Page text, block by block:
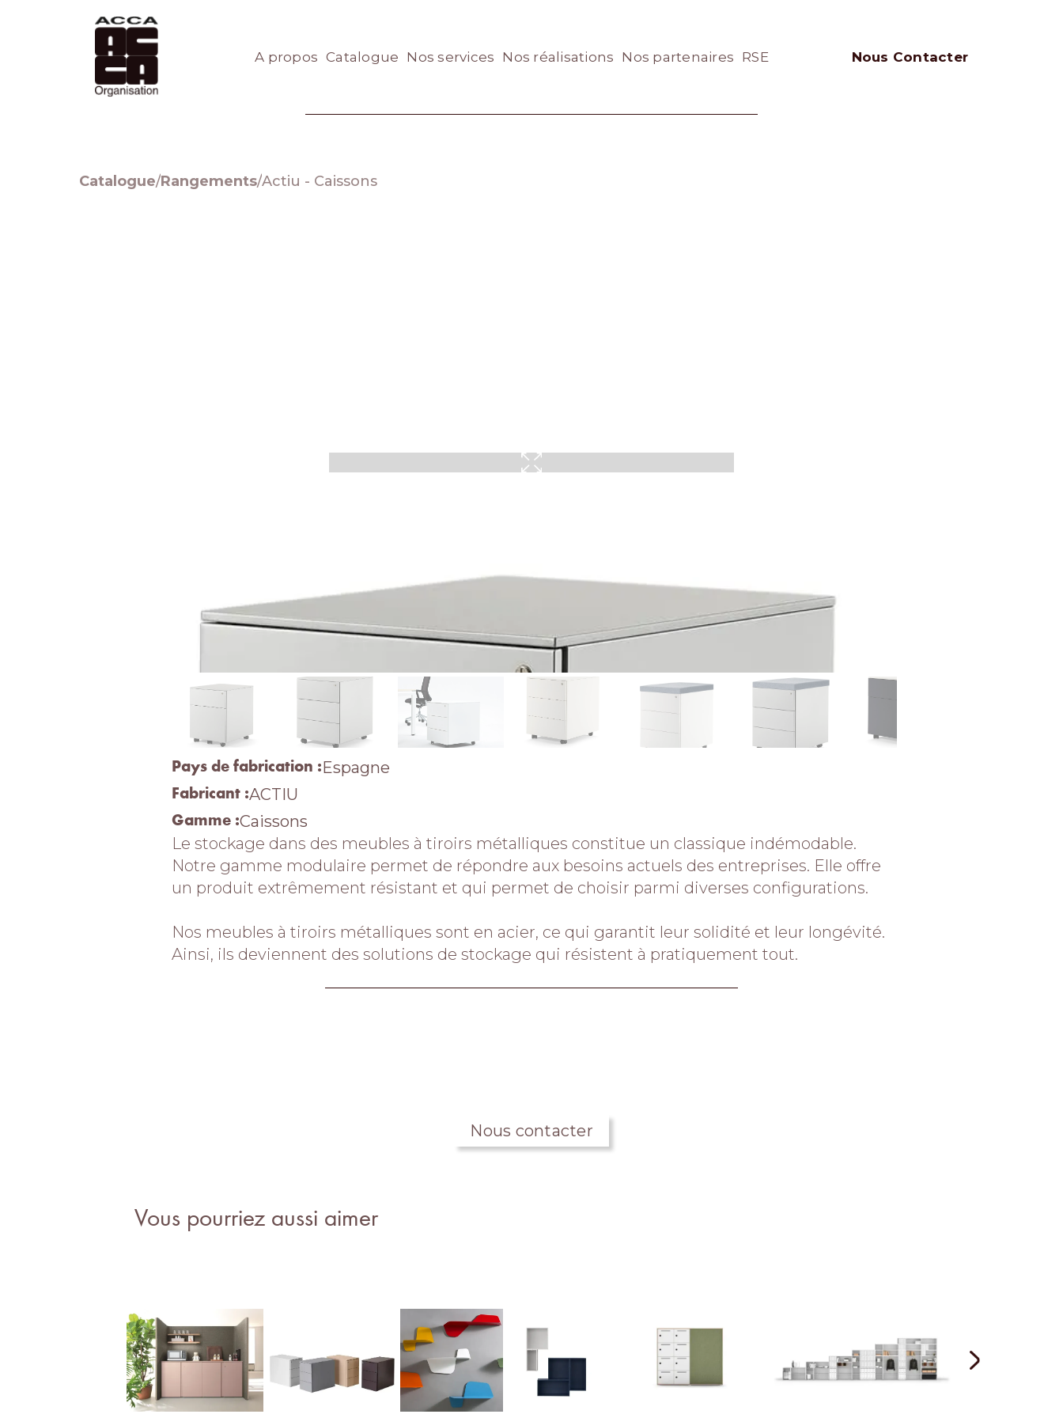
A propos Catalogue Nos services Nos réalisations Nos partenaires RSE Nous Contacter
Catalogue/Rangements/Actiu - Caissons
Pays de fabrication :Espagne
Fabricant :ACTIU
Gamme :Caissons
Le stockage dans des meubles à tiroirs métalliques constitue un classique indémodable.
Notre gamme modulaire permet de répondre aux besoins actuels des entreprises. Elle offre
un produit extrêmement résistant et qui permet de choisir parmi diverses configurations.
Nos meubles à tiroirs métalliques sont en acier, ce qui garantit leur solidité et leur longévité.
Ainsi, ils deviennent des solutions de stockage qui résistent à pratiquement tout.
Nous contacter
Vous pourriez aussi aimer